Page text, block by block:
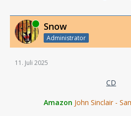
Online Snow
Administrator
11. Juli 2025
CD
Amazon John Sinclair -